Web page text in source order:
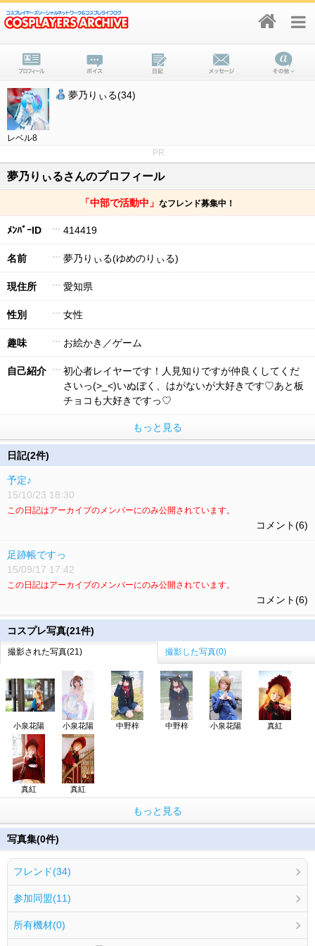
レベル8
夢乃りぃる(34)
PR
夢乃りぃるさんのプロフィール
「中部で活動中」 なフレンド募集中！
ﾒﾝﾊﾞｰID 414419
名前 夢乃りぃる(ゆめのりぃる)
現住所 愛知県
性別 女性
趣味 お絵かき／ゲーム
自己紹介
初心者レイヤーです！人見知りですが仲良くしてくだ
さいっ(>_<)いぬぼく、はがないが大好きです♡あと板
チョコも大好きですっ♡
もっと見る
日記(2件)
予定♪
15/10/23 18:30
この日記はアーカイブのメンバーにのみ公開されています。
コメント(6)
足跡帳ですっ
15/09/17 17:42
この日記はアーカイブのメンバーにのみ公開されています。
コメント(6)
コスプレ写真(21件)
撮影された写真(21) 撮影した写真(0)
小泉花陽 小泉花陽 中野梓 中野梓 小泉花陽 真紅
真紅 真紅
もっと見る
写真集(0件)
フレンド(34)
参加同盟(11)
所有機材(0)